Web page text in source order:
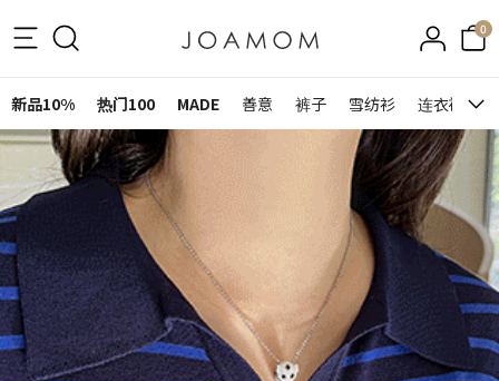
0
新品10% 热门100 MADE 善意 裤子 雪纺衫 连衣裙&裙